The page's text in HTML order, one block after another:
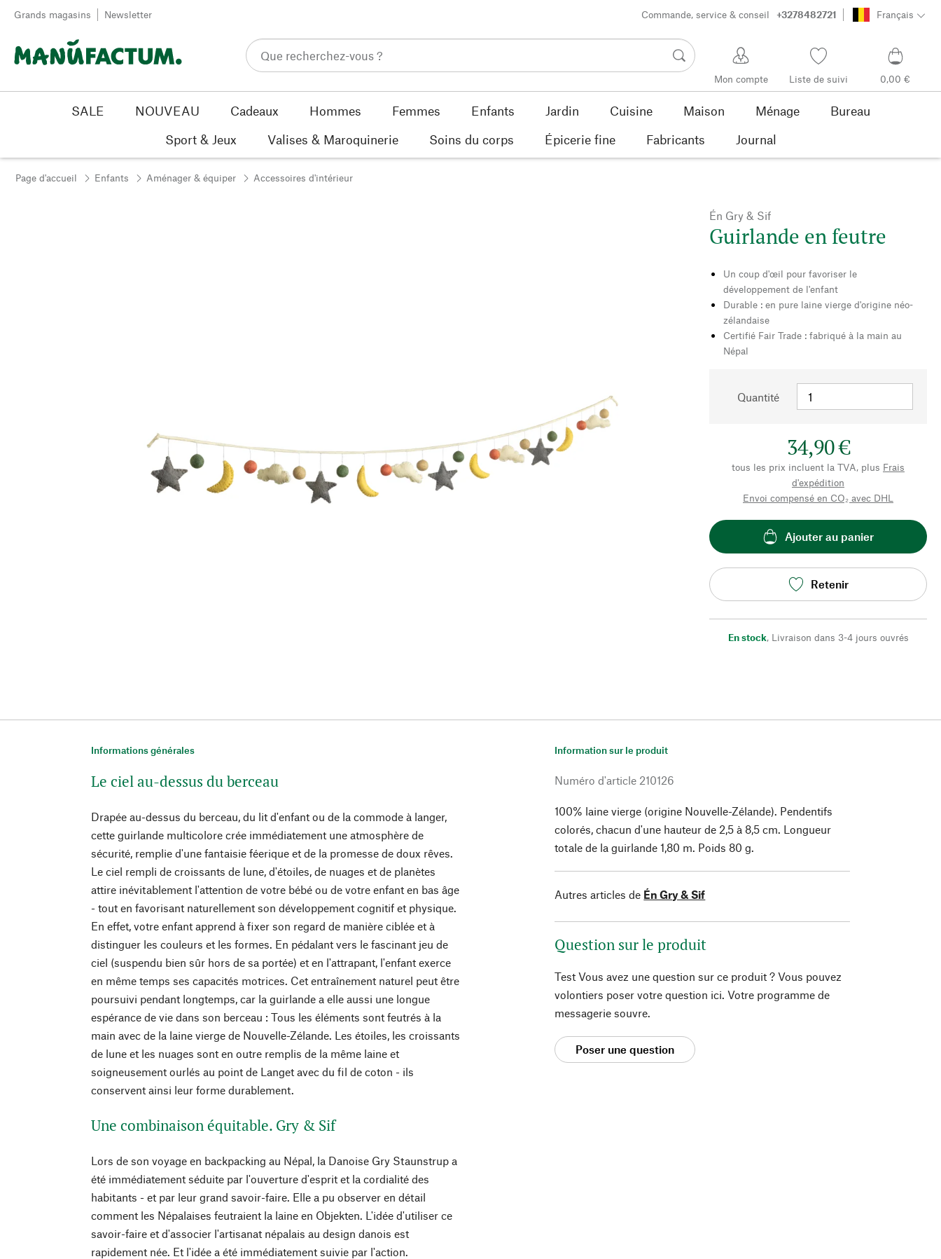
Passer au contenu
Grands magasins Newsletter Commande, service & conseil +3278482721 Français
Mon compte Liste de suivi 0,00 €
SALE NOUVEAU Cadeaux Hommes Femmes Enfants Jardin Cuisine Maison Ménage
Bureau
Sport & Jeux
Valises & Maroquinerie Soins du corps Épicerie fine Fabricants Journal
Page d'accueil Enfants Aménager & équiper Accessoires d'intérieur
Én Gry & Sif
Guirlande en feutre
Un coup d'œil pour favoriser le
développement de l'enfant
Durable : en pure laine vierge d'origine néo-
zélandaise
Certifié Fair Trade : fabriqué à la main au
Népal
Quantité
34,90 €
tous les prix incluent la TVA, plus Frais
d'expédition
Envoi compensé en CO₂ avec DHL
Ajouter au panier
Retenir
En stock, Livraison dans 3-4 jours ouvrés
Informations générales
Le ciel au-dessus du berceau
Drapée au-dessus du berceau, du lit d'enfant ou de la commode à langer,
cette guirlande multicolore crée immédiatement une atmosphère de
sécurité, remplie d'une fantaisie féerique et de la promesse de doux rêves.
Le ciel rempli de croissants de lune, d'étoiles, de nuages et de planètes
attire inévitablement l'attention de votre bébé ou de votre enfant en bas âge
- tout en favorisant naturellement son développement cognitif et physique.
En effet, votre enfant apprend à fixer son regard de manière ciblée et à
distinguer les couleurs et les formes. En pédalant vers le fascinant jeu de
ciel (suspendu bien sûr hors de sa portée) et en l'attrapant, l'enfant exerce
en même temps ses capacités motrices. Cet entraînement naturel peut être
poursuivi pendant longtemps, car la guirlande a elle aussi une longue
espérance de vie dans son berceau : Tous les éléments sont feutrés à la
main avec de la laine vierge de Nouvelle-Zélande. Les étoiles, les croissants
de lune et les nuages sont en outre remplis de la même laine et
soigneusement ourlés au point de Langet avec du fil de coton - ils
conservent ainsi leur forme durablement.
Une combinaison équitable. Gry & Sif
Lors de son voyage en backpacking au Népal, la Danoise Gry Staunstrup a
été immédiatement séduite par l'ouverture d'esprit et la cordialité des
habitants - et par leur grand savoir-faire. Elle a pu observer en détail
comment les Népalaises feutraient la laine en Objekten. L'idée d'utiliser ce
savoir-faire et d'associer l'artisanat népalais au design danois est
rapidement née. Et l'idée a été immédiatement suivie par l'action.
Information sur le produit
Numéro d'article 210126
100% laine vierge (origine Nouvelle-Zélande). Pendentifs
colorés, chacun d'une hauteur de 2,5 à 8,5 cm. Longueur
totale de la guirlande 1,80 m. Poids 80 g.
Autres articles de Én Gry & Sif
Question sur le produit
Test Vous avez une question sur ce produit ? Vous pouvez
volontiers poser votre question ici. Votre programme de
messagerie souvre.
Poser une question